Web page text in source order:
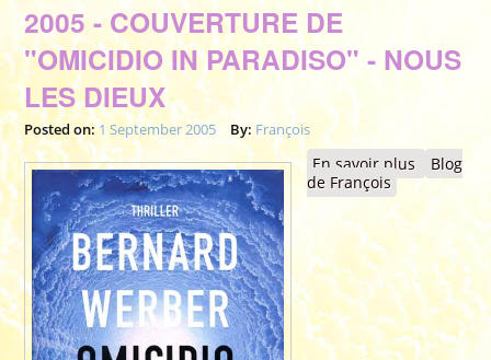
2005 - COUVERTURE DE
"OMICIDIO IN PARADISO" - NOUS
LES DIEUX
Posted on:1 September 2005 By: François
En savoir plus
à
2005 -
NOUS
DIEUX
Blog
de François